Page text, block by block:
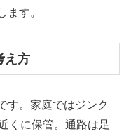
ます。
え方
す。家庭ではジンク
くに保管。通路は足